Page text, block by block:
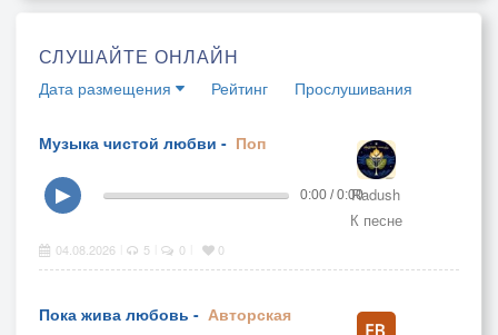
СЛУШАЙТЕ ОНЛАЙН
Дата размещения Рейтинг Прослушивания
Музыка чистой любви - Поп
Radush
К песне
▶ 0:00 / 0:00
04.08.2026 5 0 0
Пока жива любовь - Авторская